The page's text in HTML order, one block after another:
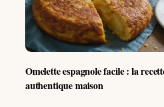
Omelette espagnole facile : la
authentique maison